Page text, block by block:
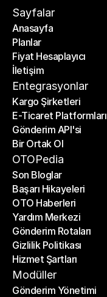
Sayfalar
Anasayfa
Anasayfa
Planlar
Planlar
Fiyat Hesaplayıcı
Fiyat Hesaplayıcı
İletişim
İletişim
Entegrasyonlar
Kargo Şirketleri
Kargo Şirketleri
E-Ticaret Platformları
E-Ticaret Platformları
Gönderim API'si
Gönderim API'si
Bir Ortak Ol
Bir Ortak Ol
OTOPedia
Son Bloglar
Son Bloglar
Başarı Hikayeleri
Başarı Hikayeleri
OTO Haberleri
OTO Haberleri
Yardım Merkezi
Yardım Merkezi
Gönderim Rotaları
Gönderim Rotaları
Gizlilik Politikası
Gizlilik Politikası
Hizmet Şartları
Hizmet Şartları
Modüller
Gönderim Yönetimi